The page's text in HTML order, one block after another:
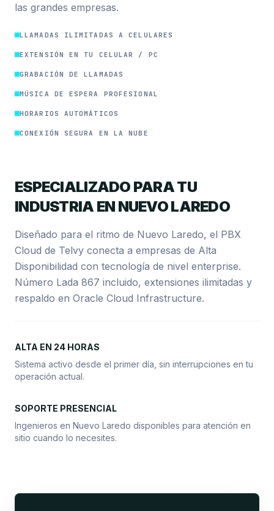
las grandes empresas.
LLAMADAS ILIMITADAS A CELULARES
EXTENSIÓN EN TU CELULAR / PC
GRABACIÓN DE LLAMADAS
MÚSICA DE ESPERA PROFESIONAL
HORARIOS AUTOMÁTICOS
CONEXIÓN SEGURA EN LA NUBE
ESPECIALIZADO PARA TU
INDUSTRIA EN NUEVO LAREDO
Diseñado para el ritmo de Nuevo Laredo, el PBX
Cloud de Telvy conecta a empresas de Alta
Disponibilidad con tecnología de nivel enterprise.
Número Lada 867 incluido, extensiones ilimitadas y
respaldo en Oracle Cloud Infrastructure.
ALTA EN 24 HORAS
Sistema activo desde el primer día, sin interrupciones en tu
operación actual.
SOPORTE PRESENCIAL
Ingenieros en Nuevo Laredo disponibles para atención en
sitio cuando lo necesites.